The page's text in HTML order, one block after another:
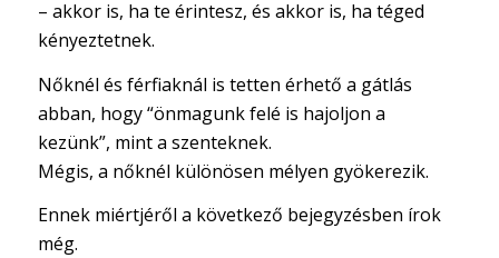
– akkor is, ha te érintesz, és akkor is, ha téged
kényeztetnek.
Nőknél és férfiaknál is tetten érhető a gátlás
abban, hogy “önmagunk felé is hajoljon a
kezünk”, mint a szenteknek.
Mégis, a nőknél különösen mélyen gyökerezik.
Ennek miértjéről a következő bejegyzésben írok
még.